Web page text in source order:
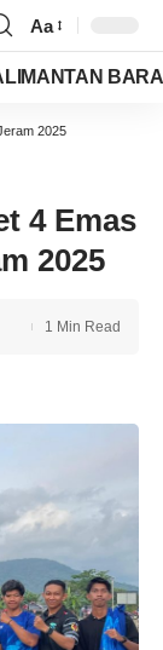
Aa
2025
4 Emas
2025
1 Min Read